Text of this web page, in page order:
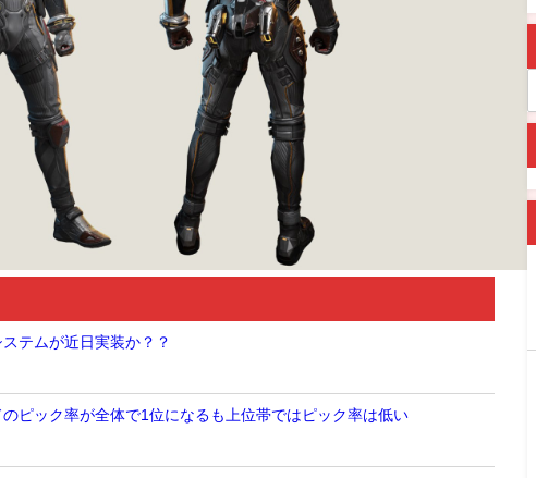
テムが近日実装か？？
ピック率が全体で1位になるも上位帯ではピック率は低い